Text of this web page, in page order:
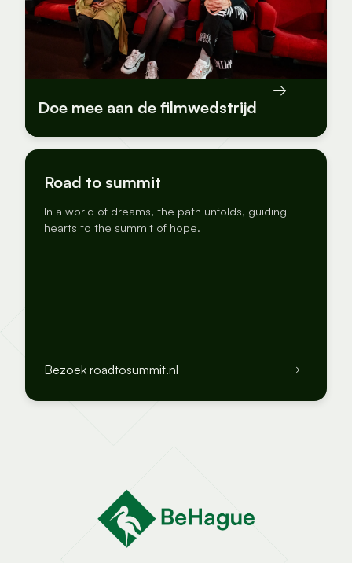
Doe mee aan de filmwedstrijd
Road to summit
In a world of dreams, the path unfolds, guiding
hearts to the summit of hope.
Bezoek roadtosummit.nl